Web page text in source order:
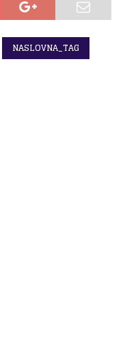
NASLOVNA_TAG